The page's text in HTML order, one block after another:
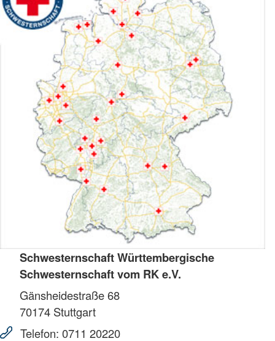
Schwesternschaft Württembergische
Schwesternschaft vom RK e.V.
Gänsheidestraße 68
70174 Stuttgart
Telefon: 0711 20220